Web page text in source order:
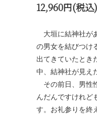
12,960円(税込)
大垣に結神社が
の男女を結びつけ
出てきていたとき
中、結神社が見え
その前日、男性
んだんですけれど
す。お礼参りを終